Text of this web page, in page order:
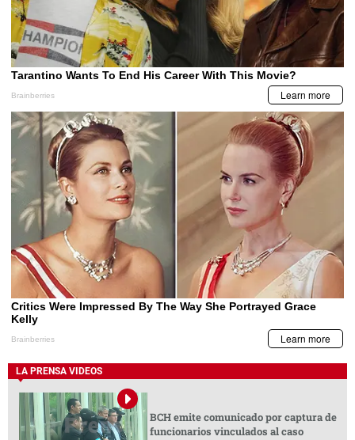
LA PRENSA VIDEOS
BCH emite comunicado por captura de
funcionarios vinculados al caso